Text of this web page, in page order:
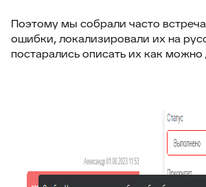
Поэтому мы собрали часто
ошибки, локализировали их на
постарались описать их как можно